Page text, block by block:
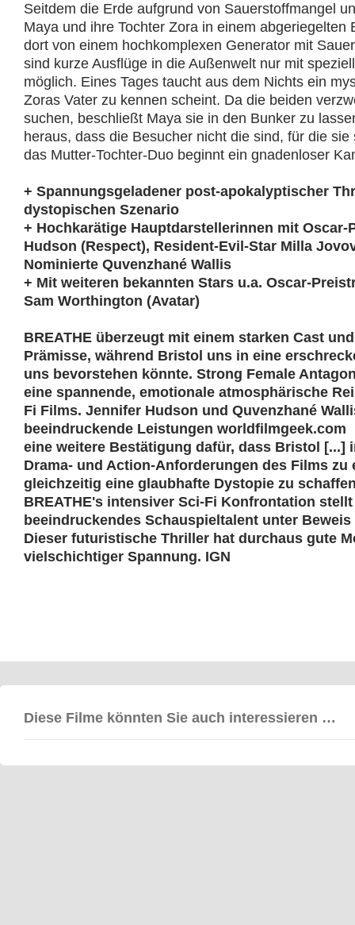
Seitdem die Erde aufgrund von Sauerstoffmangel
Maya und ihre Tochter Zora in einem abgeriegelten
dort von einem hochkomplexen Generator mit
sind kurze Ausflüge in die Außenwelt nur mit
möglich. Eines Tages taucht aus dem Nichts ein
Zoras Vater zu kennen scheint. Da die beiden
suchen, beschließt Maya sie in den Bunker zu
heraus, dass die Besucher nicht die sind, für die
das Mutter-Tochter-Duo beginnt ein gnadenloser
+ Spannungsgeladener post-apokalyptischer
dystopischen Szenario
+ Hochkarätige Hauptdarstellerinnen mit
Hudson (Respect), Resident-Evil-Star Milla
Nominierte Quvenzhané Wallis
+ Mit weiteren bekannten Stars u.a. Oscar-
Sam Worthington (Avatar)
BREATHE überzeugt mit einem starken Cast
Prämisse, während Bristol uns in eine
uns bevorstehen könnte. Strong Female
eine spannende, emotionale atmosphärische
Fi Films. Jennifer Hudson und Quvenzhané
beeindruckende Leistungen worldfilmgeek.com
eine weitere Bestätigung dafür, dass Bristol [...]
Drama- und Action-Anforderungen des Films zu
gleichzeitig eine glaubhafte Dystopie zu
BREATHE's intensiver Sci-Fi Konfrontation
beeindruckendes Schauspieltalent unter
Dieser futuristische Thriller hat durchaus gute
vielschichtiger Spannung. IGN
Diese Filme könnten Sie auch interessieren …